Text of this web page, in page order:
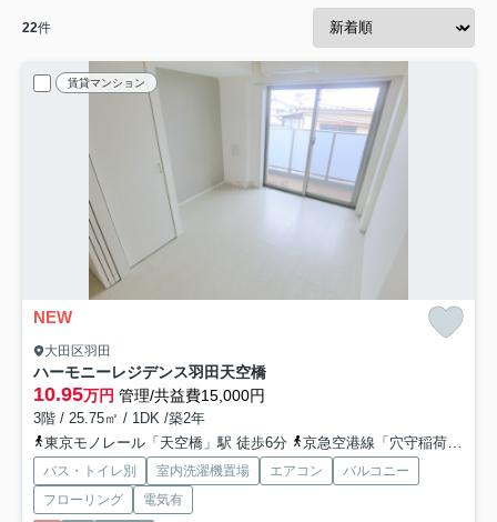
22件
賃貸マンション
NEW
大田区羽田
ハーモニーレジデンス羽田天空橋
10.95万円 管理/共益費15,000円
3階 / 25.75㎡ / 1DK /築2年
東京モノレール「天空橋」駅 徒歩6分
京急空港線「穴守稲荷」駅 徒歩10分
バス・トイレ別 室内洗濯機置場 エアコン
バルコニー
フローリング
電気有